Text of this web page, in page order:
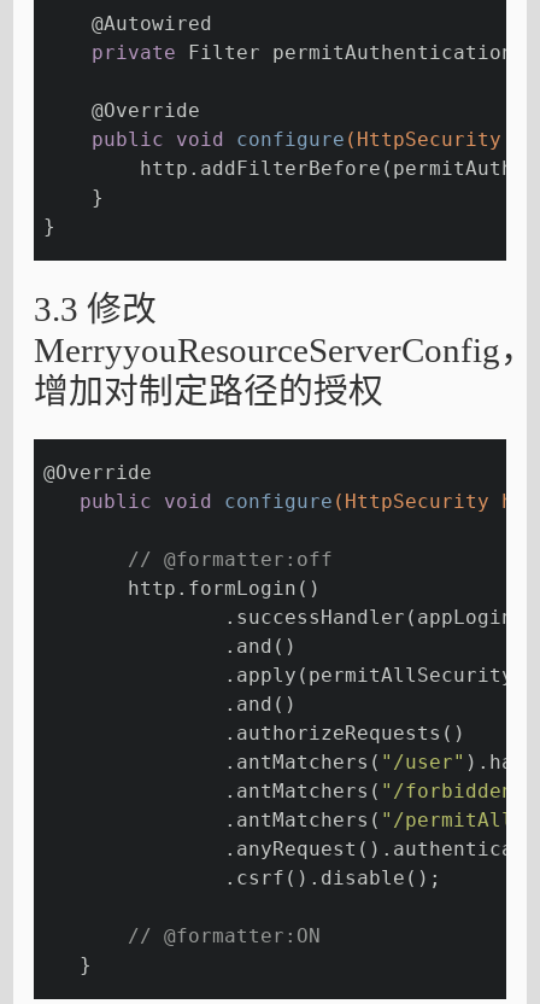
@Autowired
private Filter
@Override
public
void configure (HttpSecurity
    }
}
3.3 修改
MerryyouResourceServerConfig，
增加对制定路径的授权
@Override
public
void configure (HttpSecurity
// @formatter:off
       http.formLogin()
               .and()
               .and()
               .authorizeRequests()
               .antMatchers(
"/user"
               .antMatchers(
"/forbidden"
               .antMatchers(
"/permitAll"
               .csrf().disable();
// @formatter:ON
   }